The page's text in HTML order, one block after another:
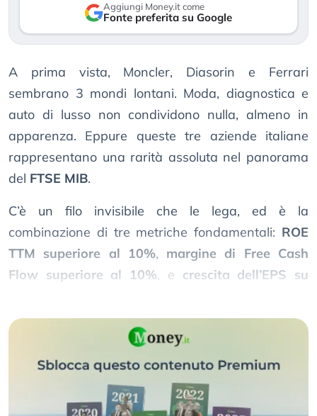
Aggiungi Money.it come
Fonte preferita su Google
A prima vista, Moncler, Diasorin e Ferrari
sembrano 3 mondi lontani. Moda, diagnostica e
auto di lusso non condividono nulla, almeno in
apparenza. Eppure queste tre aziende italiane
rappresentano una rarità assoluta nel panorama
del FTSE MIB.
C’è un filo invisibile che le lega, ed è la
combinazione di tre metriche fondamentali: ROE
TTM superiore al 10%, margine di Free Cash
Flow superiore al 10%, e crescita dell’EPS su